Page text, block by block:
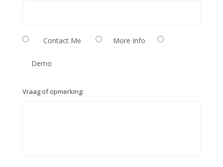
Contact Me More Info
Demo
Vraag of opmerking: